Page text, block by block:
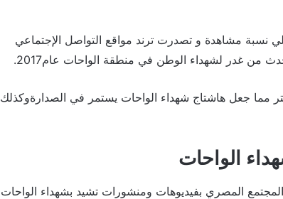
حلقة شهداء الواحات من مسلسل الاختيار 2 أعلي نسبة مشاهدة و تصدرت ترند مواقع التواصل الإجتماعي
غدر لشهداء الوطن في منطقة الواحات عام2017.
مما جعل هاشتاج شهداء الواحات يستمر في الصدارةوكذلك
الواحات
المصري بفيديوهات ومنشورات تشيد بشهداء الواحات